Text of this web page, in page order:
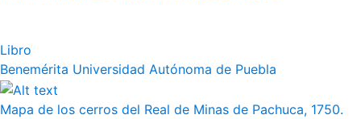
Libro
Benemérita Universidad Autónoma de Puebla
Mapa de los cerros del Real de Minas de Pachuca, 1750.